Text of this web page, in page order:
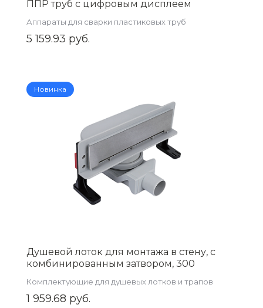
ППР труб с цифровым дисплеем
ZTp.901.022040
Аппараты для сварки пластиковых труб
5 159.93 руб.
Новинка
Душевой лоток для монтажа в стену, с
комбинированным затвором, 300
Комплектующие для душевых лотков и трапов
1 959.68 руб.